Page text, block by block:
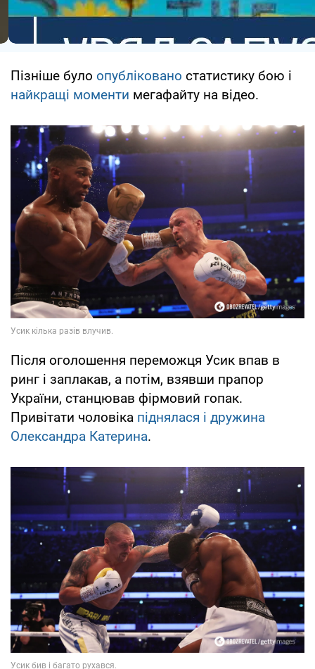
Пізніше було опубліковано статистику бою і
найкращі моменти мегафайту на відео.
Після оголошення переможця Усик впав в
ринг і заплакав, а потім, взявши прапор
України, станцював фірмовий гопак.
Привітати чоловіка піднялася і дружина
Олександра Катерина.